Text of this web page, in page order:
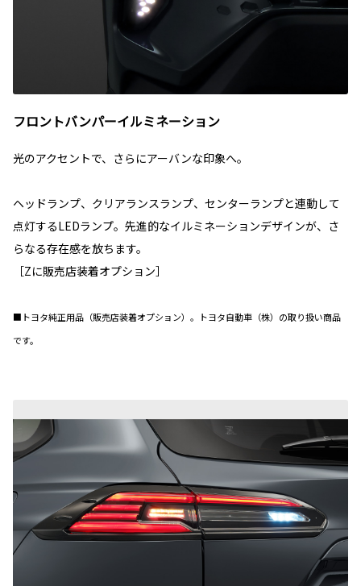
フロントバンパーイルミネーション
光のアクセントで、さらにアーバンな印象へ。
ヘッドランプ、クリアランスランプ、センターランプと連動して
点灯するLEDランプ。先進的なイルミネーションデザインが、さ
らなる存在感を放ちます。
［Zに販売店装着オプション］
■トヨタ純正用品（販売店装着オプション）。トヨタ自動車（株）の取り扱い商品
です。